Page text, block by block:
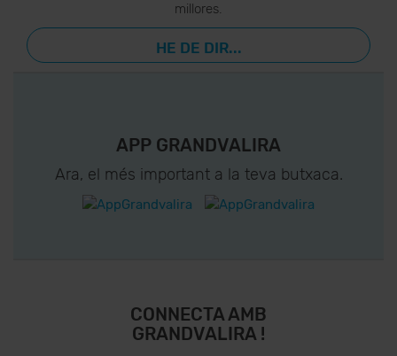
millores.
HE DE DIR...
APP GRANDVALIRA
Ara, el més important a la teva butxaca.
CONNECTA AMB
GRANDVALIRA !